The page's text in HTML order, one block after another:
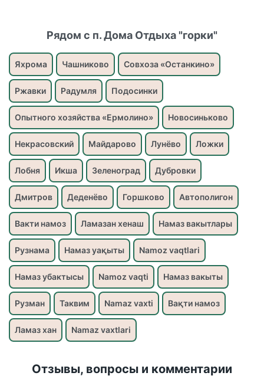
Рядом с п. Дома Отдыха "горки"
Яхрома Чашниково Совхоза «Останкино»
Ржавки Радумля Подосинки
Опытного хозяйства «Ермолино» Новосиньково
Некрасовский Майдарово Лунёво Ложки
Лобня Икша Зеленоград Дубровки
Дмитров Деденёво Горшково Автополигон
Вакти намоз Ламазан хенаш Намаз вакытлары
Рузнама Намаз уақыты Namoz vaqtlari
Намаз убактысы Namoz vaqti Намаз вакыты
Рузман Таквим Namaz vaxti Вақти намоз
Ламаз хан Namaz vaxtlari
Отзывы, вопросы и комментарии